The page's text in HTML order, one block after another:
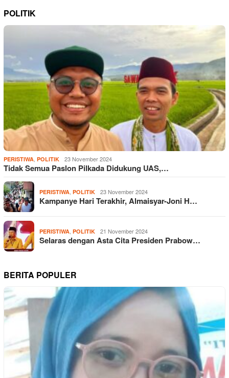
POLITIK
PERISTIWA POLITIK 23 November 2024
Tidak Semua Paslon Pilkada Didukung UAS,…
PERISTIWA POLITIK 23 November 2024
Kampanye Hari Terakhir, Almaisyar-Joni H…
PERISTIWA POLITIK 21 November 2024
Selaras dengan Asta Cita Presiden Prabow…
BERITA POPULER